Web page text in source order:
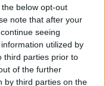
below opt-out
note that after your
seeing
utilized by
third parties prior to
of the further
by third parties on the